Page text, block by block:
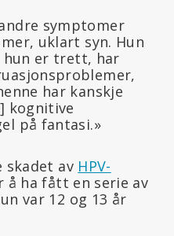
symptomer
uklart syn. Hun
er trett, har
har kanskje
kognitive
på fantasi.»
skadet av HPV-
å ha fått en serie av
var 12 og 13 år